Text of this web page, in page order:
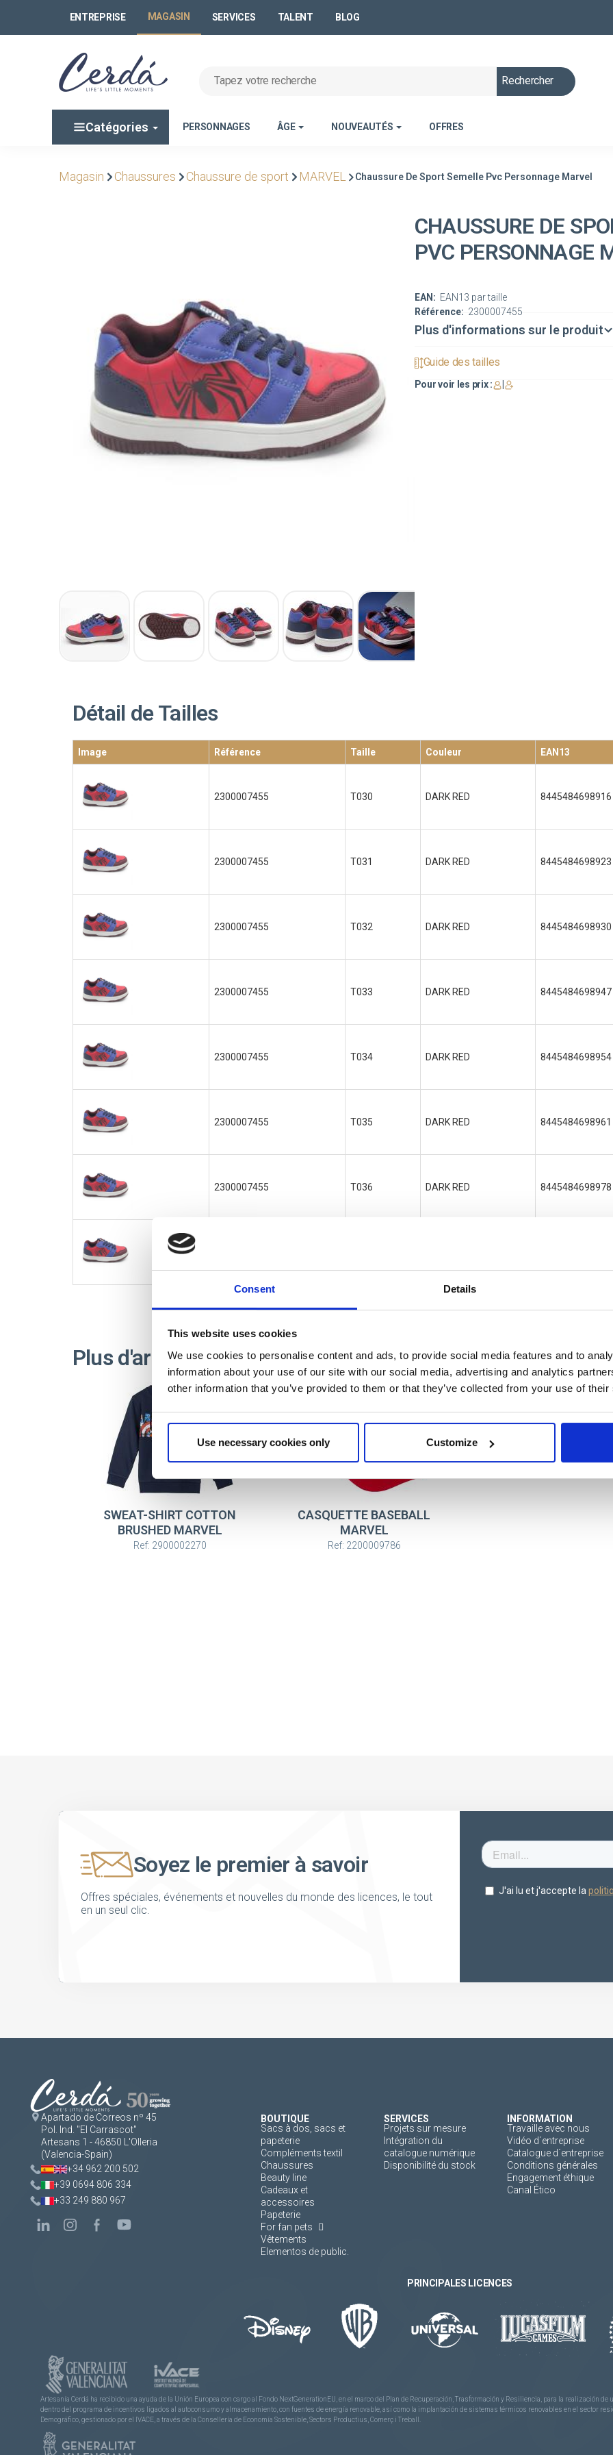
Consent Details
This website uses cookies
We use cookies to personalise content and ads, to provide social media features and to
information about your use of our site with our social media, advertising and analytics
other information that you’ve provided to them or that they’ve collected from your use of
Use necessary cookies only Customize
ENTREPRISE MAGASIN SERVICES TALENT BLOG
Rechercher
Catégories PERSONNAGES ÂGE NOUVEAUTÉS OFFRES
Magasin Chaussures Chaussure de sport MARVEL Chaussure De Sport Semelle Pvc Personnage Marvel
CHAUSSURE DE
PVC PERSONNAGE
Référence: 2300007455
EAN: EAN13 par taille
Plus d'informations sur le produit
Guide des tailles
Pour voir les prix :
Détail de Tailles
Image Référence Taille Couleur EAN13
2300007455 T030 DARK RED 8445484698916
2300007455 T031 DARK RED 8445484698923
2300007455 T032 DARK RED 8445484698930
2300007455 T033 DARK RED 8445484698947
2300007455 T034 DARK RED 8445484698954
2300007455 T035 DARK RED 8445484698961
2300007455 T036 DARK RED 8445484698978
Plus d'articles MARVEL
SWEAT-SHIRT COTTON
BRUSHED MARVEL
Ref: 2900002270
CASQUETTE BASEBALL
MARVEL
Ref: 2200009786
Soyez le premier à savoir
Offres spéciales, événements et nouvelles du monde des licences, le tout
en un seul clic.
Apartado de Correos nº 45
Pol. Ind. "El Carrascot"
Artesans 1 - 46850 L'Olleria
(Valencia-Spain)
+34 962 200 502
+39 0694 806 334
+33 249 880 967
BOUTIQUE
Sacs à dos, sacs et
papeterie
Compléments textil
Chaussures
Beauty line
Cadeaux et
accessoires
Papeterie
For fan pets
Vêtements
Elementos de public.
SERVICES
Projets sur mesure
Intégration du
catalogue numérique
Disponibilité du stock
INFORMATION
Travaille avec nous
Vidéo d´entreprise
Catalogue d´entreprise
Conditions générales
Engagement éthique
Canal Ético
PRINCIPALES LICENCES
Artesanía Cerdá ha recibido una ayuda de la Unión Europea con cargo al Fondo NextGenerationEU, en el marco del Plan de Recuperación, Trasformación y Resiliencia, para la realización
dentro del programa de incentivos ligados al autoconsumo y almacenamiento, con fuentes de energía renovable, así como la implantación de sistemas térmicos renovables en el sector
Demográfico, gestionado por el IVACE, a través de la Consellería de Economía Sostenible, Sectors Productius, Comerç i Treball.